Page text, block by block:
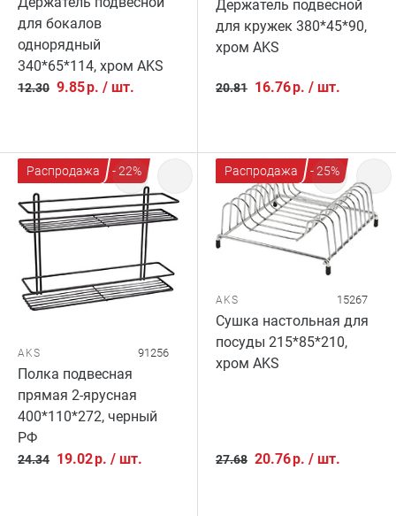
для бокалов
однорядный
340*65*114, хром AKS
12.30 9.85р. / шт.
Держатель подвесной
для кружек 380*45*90,
хром AKS
20.81 16.76р. / шт.
Распродажа - 22%
AKS 91256
Полка подвесная
прямая 2-ярусная
400*110*272, черный
РФ
24.34 19.02р. / шт.
Распродажа - 25%
AKS 15267
Сушка настольная для
посуды 215*85*210,
хром AKS
27.68 20.76р. / шт.